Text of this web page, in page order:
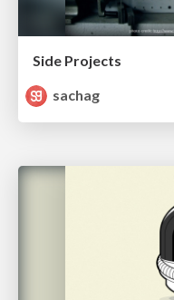
Side Projects
sachag